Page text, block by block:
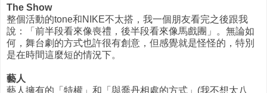
The Show
整個活動的tone和NIKE不太搭，我一個朋友看完之後跟我
說：「前半段看來像喪禮，後半段看來像馬戲團」。無論如
何，舞台劇的方式也許很有創意，但感覺就是怪怪的，特別
是在時間這麼短的情況下。
藝人
藝人擁有的「特權」和「與喬丹相處的方式」(我不想太八